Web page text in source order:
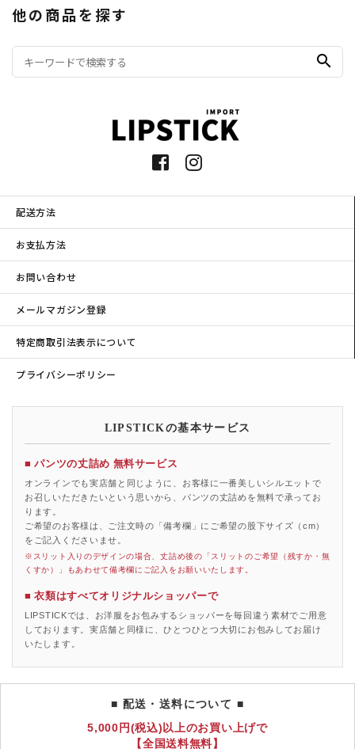
他の商品を探す
search
配送方法
お支払方法
お問い合わせ
メールマガジン登録
特定商取引法表示について
プライバシーポリシー
LIPSTICKの基本サービス
■ パンツの丈詰め 無料サービス
オンラインでも実店舗と同じように、お客様に一番美しいシルエットで
お召しいただきたいという思いから、パンツの丈詰めを無料で承ってお
ります。
ご希望のお客様は、ご注文時の「備考欄」にご希望の股下サイズ（cm）
をご記入くださいませ。
※スリット入りのデザインの場合、丈詰め後の「スリットのご希望（残すか・無
くすか）」もあわせて備考欄にご記入をお願いいたします。
■ 衣類はすべてオリジナルショッパーで
LIPSTICKでは、お洋服をお包みするショッパーを毎回違う素材でご用意
しております。実店舗と同様に、ひとつひとつ大切にお包みしてお届け
いたします。
■ 配送・送料について ■
5,000円(税込)以上のお買い上げで
【全国送料無料】